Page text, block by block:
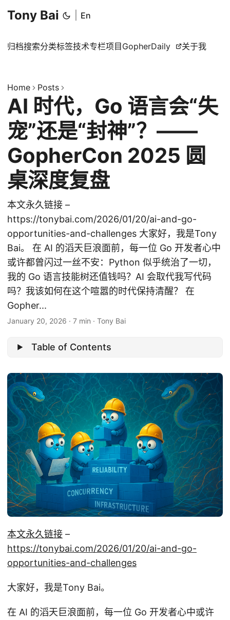
Tony Bai En
归档搜索分类标签技术专栏项目 GopherDaily 关于我
Home Posts
AI 时代，Go 语言会“失
宠”还是“封神”？——
GopherCon 2025 圆
桌深度复盘
本文永久链接 –
https://tonybai.com/2026/01/20/ai-and-go-
opportunities-and-challenges 大家好，我是Tony
Bai。 在 AI 的滔天巨浪面前，每一位 Go 开发者心中
或许都曾闪过一丝不安：Python 似乎统治了一切，
我的 Go 语言技能树还值钱吗？AI 会取代我写代码
吗？我该如何在这个喧嚣的时代保持清醒？ 在
Gopher...
January 20, 2026 · 7 min · Tony Bai
Table of Contents
本文永久链接 –
https://tonybai.com/2026/01/20/ai-and-go-
opportunities-and-challenges
大家好，我是Tony Bai。
在 AI 的滔天巨浪面前，每一位 Go 开发者心中或许